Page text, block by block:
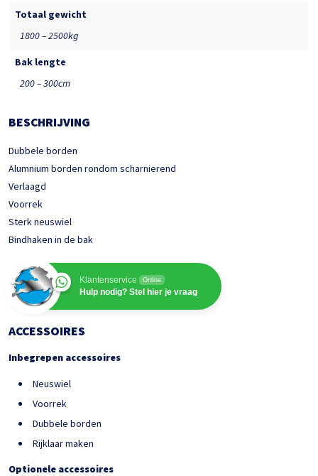
Totaal gewicht
1800 – 2500kg
Bak lengte
200 – 300cm
BESCHRIJVING
Dubbele borden
Alumnium borden rondom scharnierend
Verlaagd
Voorrek
Sterk neuswiel
Bindhaken in de bak
Klantenservice Online
Hulp nodig? Stel hier je vraag
ACCESSOIRES
Inbegrepen accessoires
Neuswiel
Voorrek
Dubbele borden
Rijklaar maken
Optionele accessoires